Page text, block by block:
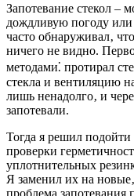
Запотевание стекол –
дождливую погоду или
часто обнаруживал‚
ничего не видно.
методами⁚ протирал
стекла и вентиляцию
лишь ненадолго‚ и
запотевали.
Тогда я решил
проверки
уплотнительных
Я заменил их на
проблема